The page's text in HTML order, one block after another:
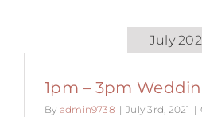
July
1pm – 3pm
By admin9738 | July 3rd, 2021 |